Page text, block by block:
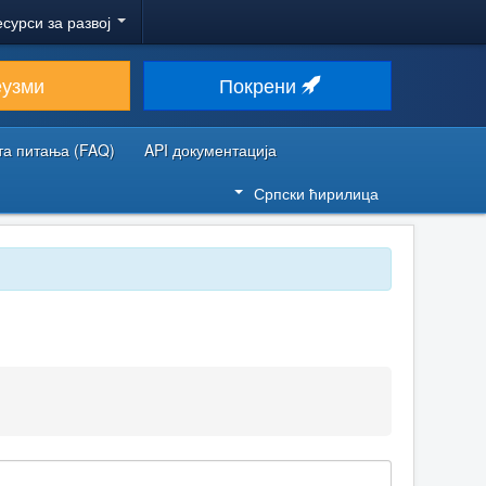
за развој
Покрени
питања (FAQ)
API документација
Српски ћирилица